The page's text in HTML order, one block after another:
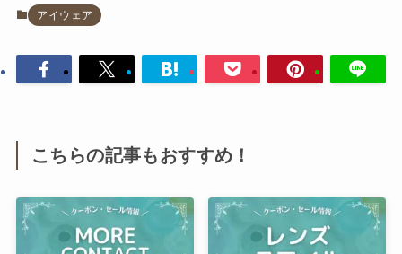
アイウェア
こちらの記事もおすすめ！